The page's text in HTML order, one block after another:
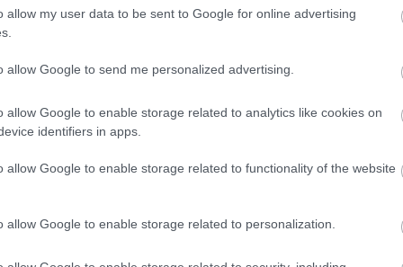
allow my user data to be sent to Google for online advertising
allow Google to send me personalized advertising.
allow Google to enable storage related to analytics like cookies on
identifiers in apps.
allow Google to enable storage related to functionality of the website
allow Google to enable storage related to personalization.
και εκπρόσωποι φαρμακευτικών εταιρειών.
Αθηνών, το Πανεπιστήμιο Θεσσαλίας, το
Κρήτης, το Δημοκρίτειο Πανεπιστήμιο Θράκης,
με τμήματα του ΕΚΠΑ.
το iatronet.gr στο Discover
σήμερα